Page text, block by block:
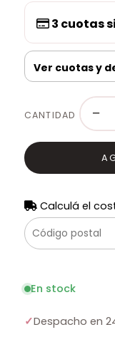
3 cuotas
Ver cuotas y
CANTIDAD −
Calculá el
En stock
✓Despacho en